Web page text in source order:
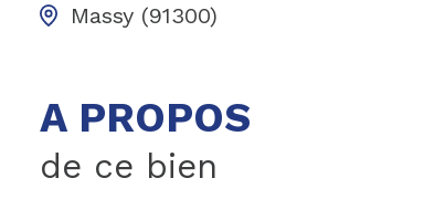
Massy (91300)
A PROPOS
de ce bien